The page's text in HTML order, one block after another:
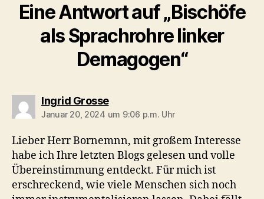
Eine Antwort auf „Bischöfe
als Sprachrohre linker
Demagogen“
Ingrid Grossesagt:
Januar 20, 2024 um 9:06 p.m. Uhr
Lieber Herr Bornemnn, mit großem Interesse
habe ich Ihre letzten Blogs gelesen und volle
Übereinstimmung entdeckt. Für mich ist
erschreckend, wie viele Menschen sich noch